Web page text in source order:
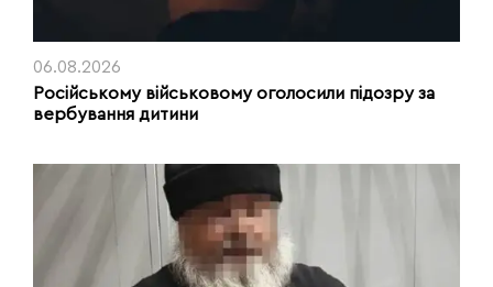
06.08.2026
Російському військовому оголосили підозру за
вербування дитини